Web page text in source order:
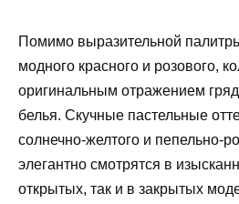
Помимо выразительной
модного красного и розового,
оригинальным отражением
белья. Скучные пастельные
солнечно-желтого и пепельно-
элегантно смотрятся в
открытых, так и в закрытых